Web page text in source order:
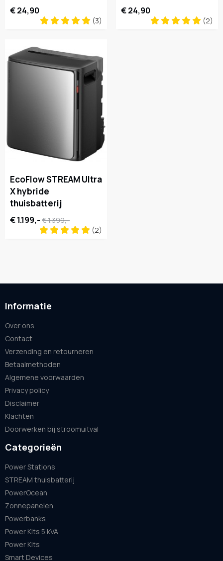
€ 24,90
(3)
€ 24,90
(2)
EcoFlow STREAM Ultra
X hybride
thuisbatterij
€ 1.199,- € 1.399,-
(2)
Informatie
Over ons
Contact
Verzending en retourneren
Betaalmethoden
Algemene voorwaarden
Privacy policy
Disclaimer
Klachten
Doorwerken bij stroomuitval
Categorieën
Power Stations
STREAM thuisbatterij
PowerOcean
Zonnepanelen
Powerbanks
Power Kits 5 kVA
Power Kits
Smart Devices